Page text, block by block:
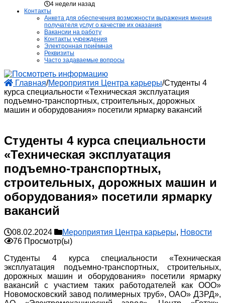
4 недели назад
Контакты
Анкета для обеспечения возможности выражения мнения
получателя услуг о качестве их оказания
Вакансии на работу
Контакты учреждения
Электронная приёмная
Реквизиты
Часто задаваемые вопросы
Главная/Мероприятия Центра карьеры/Студенты 4
курса специальности «Техническая эксплуатация
подъемно-транспортных, строительных, дорожных
машин и оборудования» посетили ярмарку вакансий
Студенты 4 курса специальности
«Техническая эксплуатация
подъемно-транспортных,
строительных, дорожных машин и
оборудования» посетили ярмарку
вакансий
08.02.2024 Мероприятия Центра карьеры, Новости
76 Просмотр(ы)
Студенты 4 курса специальности «Техническая
эксплуатация подъемно-транспортных, строительных,
дорожных машин и оборудования» посетили ярмарку
вакансий с участием таких работодателей как ООО»
Новомосковский завод полимерных труб», ОАО» ДЗРД»,